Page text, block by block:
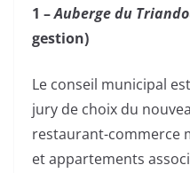
1 –Auberge du
gestion)
Le conseil municipal
jury de choix du
restaurant-commerce
et appartements